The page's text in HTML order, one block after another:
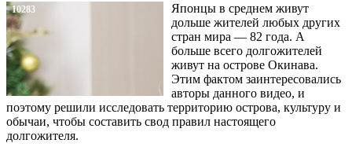
10283
Японцы в среднем живут
дольше жителей любых других
стран мира — 82 года. А
больше всего долгожителей
живут на острове Окинава.
Этим фактом заинтересовались
авторы данного видео, и
поэтому решили исследовать территорию острова, культуру и
обычаи, чтобы составить свод правил настоящего
долгожителя.